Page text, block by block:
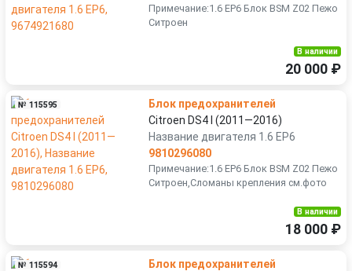
Примечание:1.6 EP6 Блок BSM Z02 Пежо
Ситроен
В наличии
20 000 ₽
№ 115595
Блок предохранителей
Citroen DS4 I (2011—2016)
Название двигателя 1.6 EP6
9810296080
Примечание:1.6 EP6 Блок BSM Z02 Пежо
Ситроен,Сломаны крепления см.фото
В наличии
18 000 ₽
№ 115594
Блок предохранителей